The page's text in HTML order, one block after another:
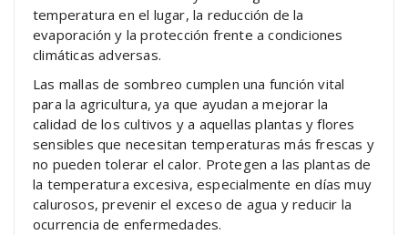
temperatura en el lugar, la reducción de la
evaporación y la protección frente a condiciones
climáticas adversas.
Las mallas de sombreo cumplen una función vital
para la agricultura, ya que ayudan a mejorar la
calidad de los cultivos y a aquellas plantas y flores
sensibles que necesitan temperaturas más frescas y
no pueden tolerar el calor. Protegen a las plantas de
la temperatura excesiva, especialmente en días muy
calurosos, prevenir el exceso de agua y reducir la
ocurrencia de enfermedades.